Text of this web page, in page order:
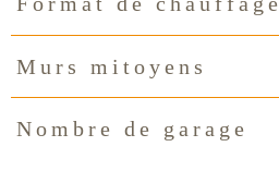
Murs mitoyens
Nombre de garage